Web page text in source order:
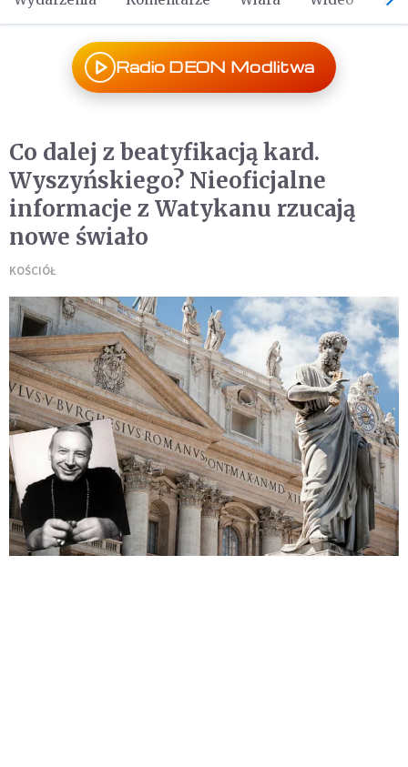
Radio DEON Modlitwa
Co dalej z beatyfikacją kard.
Wyszyńskiego? Nieoficjalne
informacje z Watykanu rzucają
nowe świało
KOŚCIÓŁ